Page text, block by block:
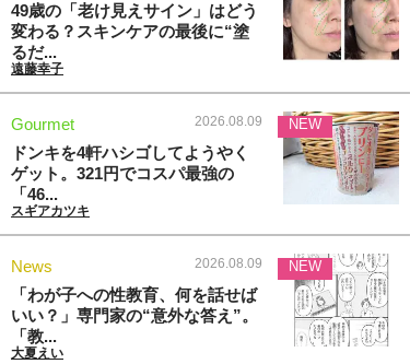
49歳の「老け見えサイン」はどう
変わる？スキンケアの最後に“塗
るだ...
遠藤幸子
Gourmet 2026.08.09
ドンキを4軒ハシゴしてようやく
ゲット。321円でコスパ最強の
「46...
スギアカツキ
NEW
News 2026.08.09
「わが子への性教育、何を話せば
いい？」専門家の“意外な答え”。
「教...
大夏えい
NEW